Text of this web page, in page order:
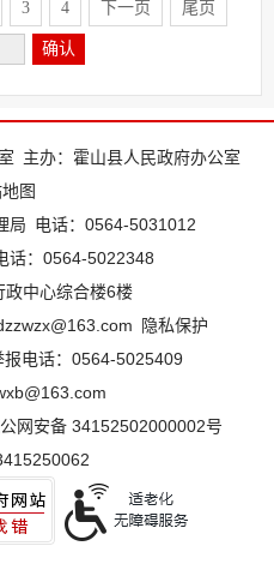
3 4 下一页 尾页
确认
主办：霍山县人民政府办公室
图
局 电话：0564-5031012
话：0564-5022348
政中心综合楼6楼
隐私保护
电话：0564-5025409
网安备 34152502000002号